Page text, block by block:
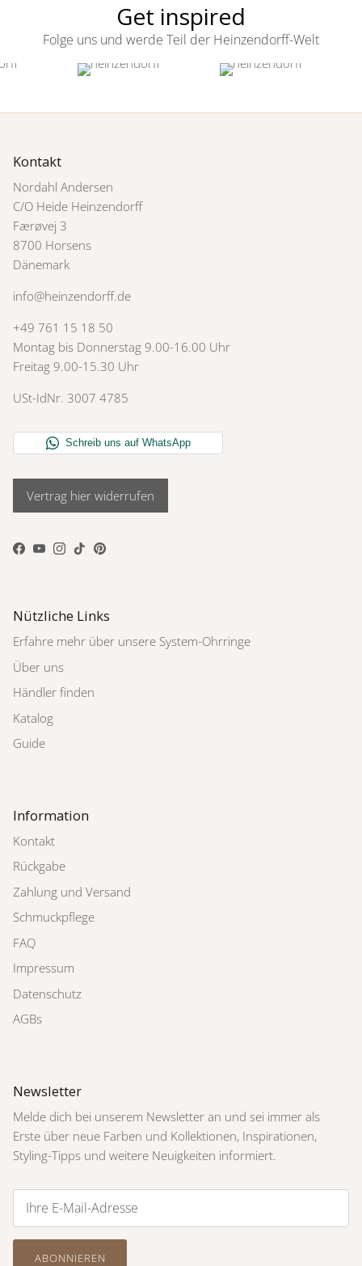
Get inspired
Folge uns und werde Teil der Heinzendorff-Welt
Kontakt
Nordahl Andersen
C/O Heide Heinzendorff
Færøvej 3
8700 Horsens
Dänemark
info@heinzendorff.de
+49 761 15 18 50
Montag bis Donnerstag 9.00-16.00 Uhr
Freitag 9.00-15.30 Uhr
USt-IdNr. 3007 4785
Vertrag hier widerrufen
Facebook
YouTube
Instagram
TikTokPinterest
Nützliche Links
Erfahre mehr über unsere System-Ohrringe
Über uns
Händler finden
Katalog
Guide
Information
Kontakt
Rückgabe
Zahlung und Versand
Schmuckpflege
FAQ
Impressum
Datenschutz
AGBs
Newsletter
Melde dich bei unserem Newsletter an und sei immer als
Erste über neue Farben und Kollektionen, Inspirationen,
Styling-Tipps und weitere Neuigkeiten informiert.
ABONNIEREN